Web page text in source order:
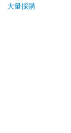
辦理退換貨時
大量採購